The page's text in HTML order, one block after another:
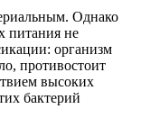
Однако
питания не
организм
противостоит
высоких
бактерий